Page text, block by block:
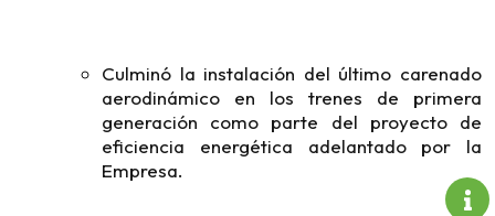
Culminó la instalación del último carenado
aerodinámico en los trenes de primera
generación como parte del proyecto de
eficiencia energética adelantado por la
Empresa.